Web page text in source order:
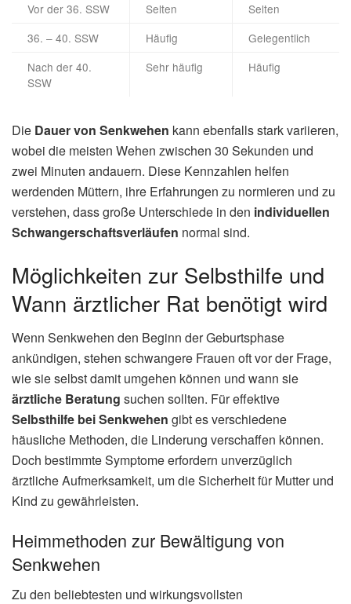
Vor der 36. SSW Selten
Selten
36. – 40. SSW
Häufig
Gelegentlich
Nach der 40.
SSW
Sehr häufig Häufig
Die Dauer von Senkwehen kann ebenfalls stark variieren,
wobei die meisten Wehen zwischen 30 Sekunden und
zwei Minuten andauern. Diese Kennzahlen helfen
werdenden Müttern, ihre Erfahrungen zu normieren und zu
verstehen, dass große Unterschiede in den individuellen
Schwangerschaftsverläufen normal sind.
Möglichkeiten zur Selbsthilfe und
Wann ärztlicher Rat benötigt wird
Wenn Senkwehen den Beginn der Geburtsphase
ankündigen, stehen schwangere Frauen oft vor der Frage,
wie sie selbst damit umgehen können und wann sie
ärztliche Beratung suchen sollten. Für effektive
Selbsthilfe bei Senkwehen gibt es verschiedene
häusliche Methoden, die Linderung verschaffen können.
Doch bestimmte Symptome erfordern unverzüglich
ärztliche Aufmerksamkeit, um die Sicherheit für Mutter und
Kind zu gewährleisten.
Heimmethoden zur Bewältigung von
Senkwehen
Zu den beliebtesten und wirkungsvollsten